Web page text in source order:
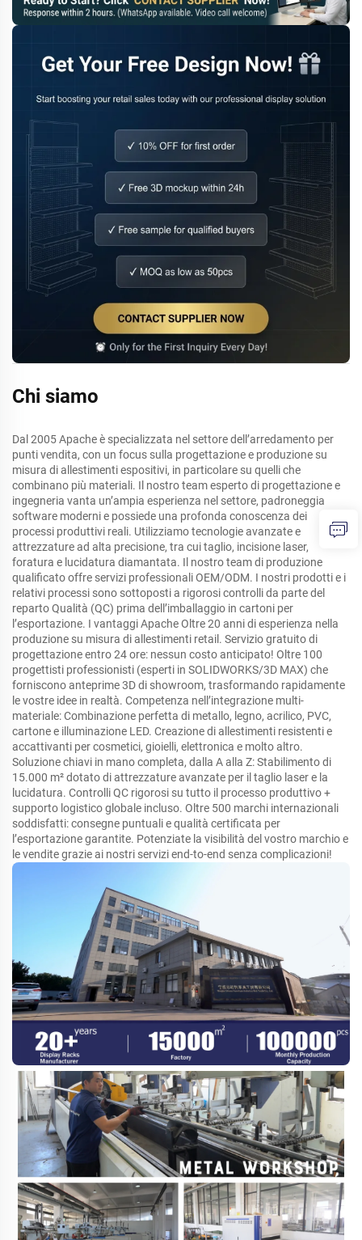
Chi siamo
Dal 2005 Apache è specializzata nel settore dell’arredamento per
punti vendita, con un focus sulla progettazione e produzione su
misura di allestimenti espositivi, in particolare su quelli che
combinano più materiali. Il nostro team esperto di progettazione e
ingegneria vanta un’ampia esperienza nel settore, padroneggia
software moderni e possiede una profonda conoscenza dei
processi produttivi reali. Utilizziamo tecnologie avanzate e
attrezzature ad alta precisione, tra cui taglio, incisione laser,
foratura e lucidatura diamantata. Il nostro team di produzione
qualificato offre servizi professionali OEM/ODM. I nostri prodotti e i
relativi processi sono sottoposti a rigorosi controlli da parte del
reparto Qualità (QC) prima dell’imballaggio in cartoni per
l’esportazione. I vantaggi Apache Oltre 20 anni di esperienza nella
produzione su misura di allestimenti retail. Servizio gratuito di
progettazione entro 24 ore: nessun costo anticipato! Oltre 100
progettisti professionisti (esperti in SOLIDWORKS/3D MAX) che
forniscono anteprime 3D di showroom, trasformando rapidamente
le vostre idee in realtà. Competenza nell’integrazione multi-
materiale: Combinazione perfetta di metallo, legno, acrilico, PVC,
cartone e illuminazione LED. Creazione di allestimenti resistenti e
accattivanti per cosmetici, gioielli, elettronica e molto altro.
Soluzione chiavi in mano completa, dalla A alla Z: Stabilimento di
15.000 m² dotato di attrezzature avanzate per il taglio laser e la
lucidatura. Controlli QC rigorosi su tutto il processo produttivo +
supporto logistico globale incluso. Oltre 500 marchi internazionali
soddisfatti: consegne puntuali e qualità certificata per
l’esportazione garantite. Potenziate la visibilità del vostro marchio e
le vendite grazie ai nostri servizi end-to-end senza complicazioni!